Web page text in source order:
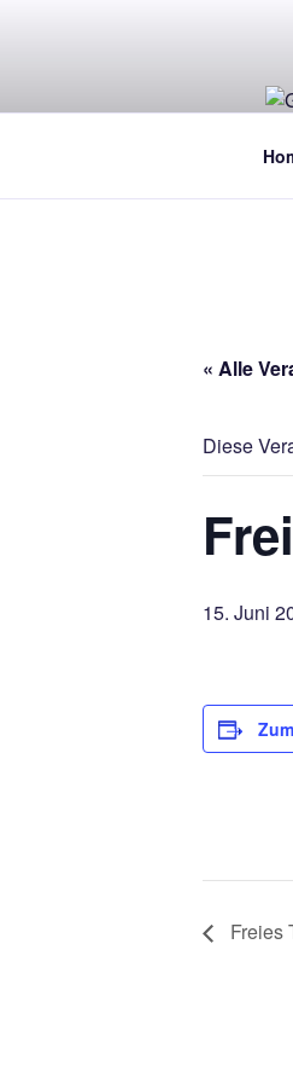
« Alle
Diese
15. Juni
Freies